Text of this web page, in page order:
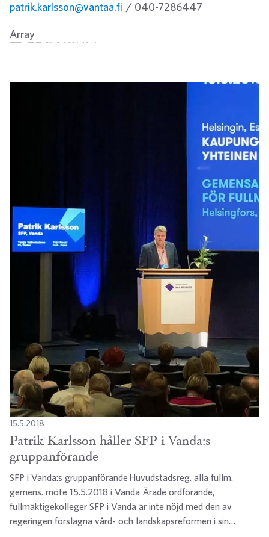
patrik.karlsson@vantaa.fi / 040-7286447
Array
15.5.2018
Patrik Karlsson håller SFP i Vanda:s
gruppanförande
SFP i Vanda:s gruppanförande Huvudstadsreg. alla fullm.
gemens. möte 15.5.2018 i Vanda Ärade ordförande,
fullmäktigekolleger SFP i Vanda är inte nöjd med den av
regeringen förslagna vård- och landskapsreformen i sin…